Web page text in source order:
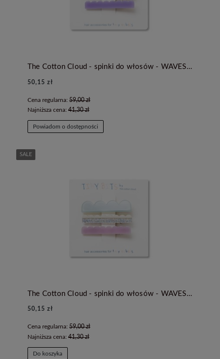
The Cotton Cloud - spinki do włosów - WAVES CAKE
50,15 zł
Cena regularna: 59,00 zł
Najniższa cena: 41,30 zł
Powiadom o dostępności
The Cotton Cloud - spinki do włosów - WAVES CANDY
50,15 zł
Cena regularna: 59,00 zł
Najniższa cena: 41,30 zł
Do koszyka
SALE